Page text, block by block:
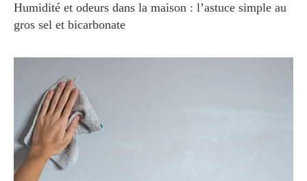
Humidité et odeurs dans la maison : l’astuce simple au
gros sel et bicarbonate